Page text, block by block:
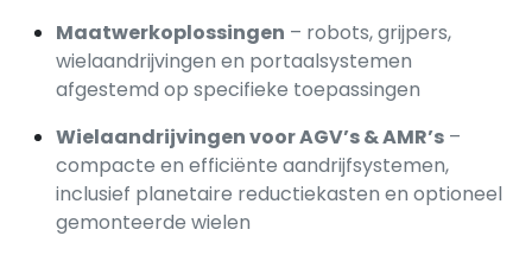
Maatwerkoplossingen – robots, grijpers,
wielaandrijvingen en portaalsystemen
afgestemd op specifieke toepassingen
Wielaandrijvingen voor AGV’s & AMR’s –
compacte en efficiënte aandrijfsystemen,
inclusief planetaire reductiekasten en optioneel
gemonteerde wielen